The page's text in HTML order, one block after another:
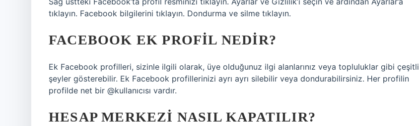
tıklayın. Facebook bilgilerini tıklayın. Dondurma ve silme tıklayın.
FACEBOOK EK PROFIL NEDIR?
Ek Facebook profilleri, sizinle ilgili olarak, üye olduğunuz ilgi alanlarınız veya topluluklar gibi çeşitli
şeyler gösterebilir. Ek Facebook profillerinizi ayrı ayrı silebilir veya dondurabilirsiniz. Her profilin
profilde net bir @kullanıcısı vardır.
HESAP MERKEZI NASIL KAPATILIR?